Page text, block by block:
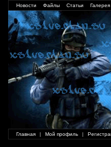
Новости Файлы Статьи Галерея
Главная | Мой профиль |